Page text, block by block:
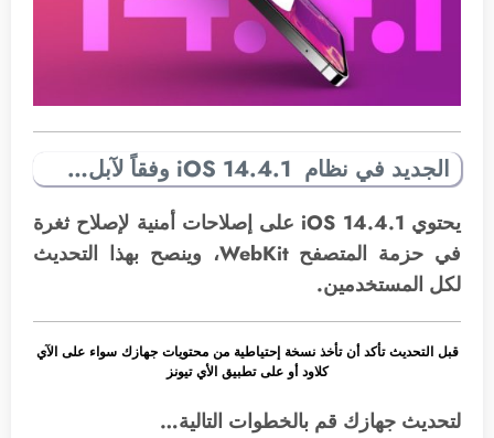
الجديد في نظام iOS 14.4.1 وفقاً لآبل…
يحتوي iOS 14.4.1 على إصلاحات أمنية لإصلاح ثغرة
في حزمة المتصفح WebKit، وينصح بهذا التحديث
لكل المستخدمين.
قبل التحديث تأكد أن تأخذ نسخة إحتياطية من محتويات جهازك سواء على الآي
كلاود أو على تطبيق الأي تيونز
لتحديث جهازك قم بالخطوات التالية…